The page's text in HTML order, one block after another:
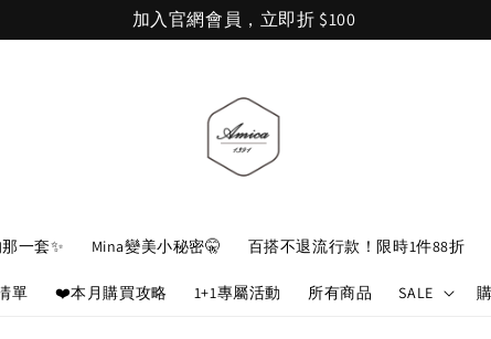
加入官網會員，立即折 $100
一套✨ Mina變美小秘密🤫 百搭不退流行款！限時1件88折
單 ❤️本月購買攻略 1+1專屬活動 所有商品 SALE